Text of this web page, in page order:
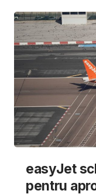
easyJet
pentru